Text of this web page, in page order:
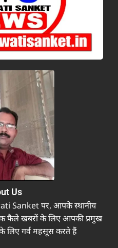
Us
Sanket पर, आपके स्थानीय
फैले खबरों के लिए आपकी प्रमुख
लिए गर्व महसूस करते हैं